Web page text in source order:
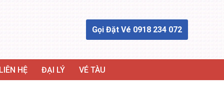
Gọi Đặt Vé 0918 234 072
HỆ ĐẠI LÝ VÉ TÀU